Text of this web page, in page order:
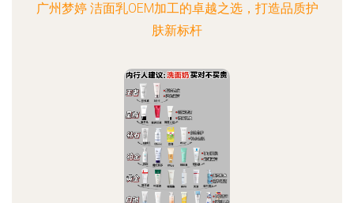
广州梦婷 洁面乳OEM加工的卓越之选，打造品质护
肤新标杆